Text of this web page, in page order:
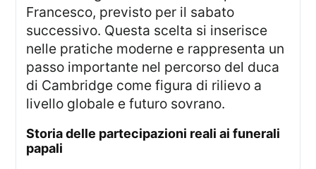
Francesco, previsto per il sabato
successivo. Questa scelta si inserisce
nelle pratiche moderne e rappresenta un
passo importante nel percorso del duca
di Cambridge come figura di rilievo a
livello globale e futuro sovrano.
storia delle partecipazioni reali ai funerali
papali